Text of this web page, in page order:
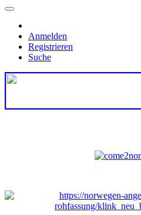
Anmelden
Registrieren
Suche